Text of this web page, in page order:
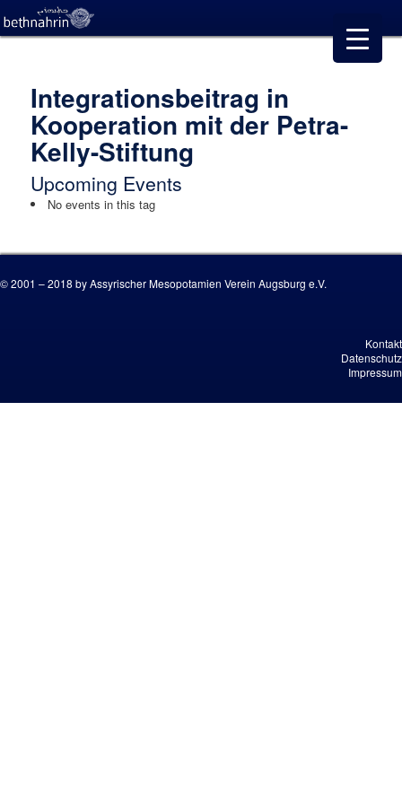
Integrationsbeitrag in
Kooperation mit der Petra-
Kelly-Stiftung
Upcoming Events
No events in this tag
© 2001 – 2018 by Assyrischer Mesopotamien Verein Augsburg e.V.
Kontakt
Datenschutz
Impressum